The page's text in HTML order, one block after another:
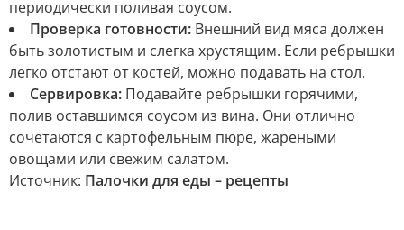
периодически поливая соусом.
Проверка готовности: Внешний вид мяса должен
быть золотистым и слегка хрустящим. Если ребрышки
легко отстают от костей, можно подавать на стол.
Сервировка: Подавайте ребрышки горячими,
полив оставшимся соусом из вина. Они отлично
сочетаются с картофельным пюре, жареными
овощами или свежим салатом.
Источник: Палочки для еды – рецепты